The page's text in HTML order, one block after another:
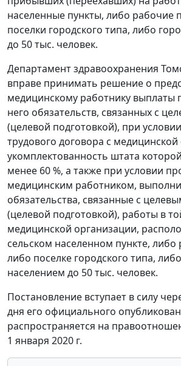
населенные пункты, либо рабочие
поселки городского типа, либо
до 50 тыс. человек.
Департамент здравоохранения
вправе принимать решение о
медицинскому работнику выплаты
него обязательств, связанных с
(целевой подготовкой), при
трудового договора с
укомплектованность штата
менее 60 %, а также при условии
медицинским работником,
обязательства, связанные с
(целевой подготовкой), работы в
медицинской организации,
сельском населенном пункте, либо
либо поселке городского типа,
населением до 50 тыс. человек.
Постановление вступает в силу
дня его официального
распространяется на
1 января 2020 г.